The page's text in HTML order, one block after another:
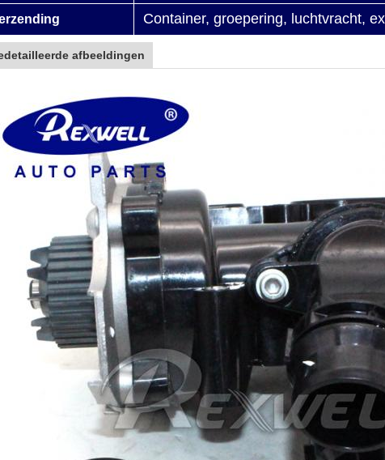
Container, groepering, luchtvracht,
afbeeldingen